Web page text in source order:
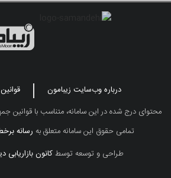
درباره وب‌سایت زیبامون
محتوای درج شده در این سامانه، متناسب با قوانین
تمامی حقوق این سامانه متعلق به رسانه
طراحی و توسعه توسطکانون بازاریابی